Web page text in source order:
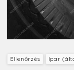
Ellenőrzés Ipar